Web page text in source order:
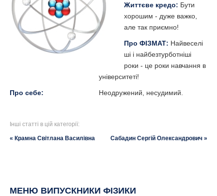
Життєве кредо: Бути
хорошим - дуже важко,
але так приємно!
Про ФІЗМАТ: Найвеселі
ші і найбезтурботніші
роки - це роки навчання в
університеті!
Про себе: Неодружений, несудимий.
Інші статті в цій категорії:
« Крамна Світлана Василівна Сабадин Сергій Олександрович »
МЕНЮ ВИПУСКНИКИ ФІЗИКИ